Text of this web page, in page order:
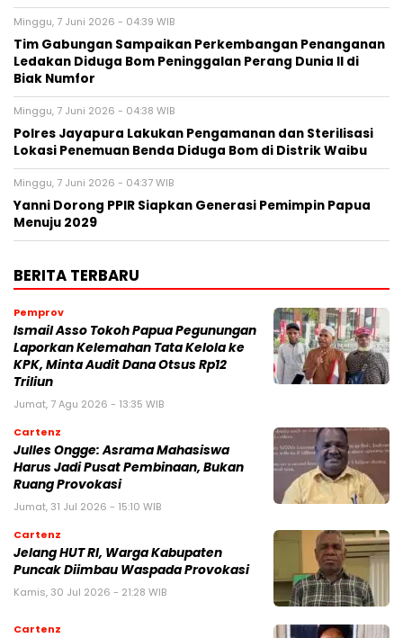
Minggu, 7 Juni 2026 - 04:39 WIB
Tim Gabungan Sampaikan Perkembangan Penanganan
Ledakan Diduga Bom Peninggalan Perang Dunia II di
Biak Numfor
Minggu, 7 Juni 2026 - 04:38 WIB
Polres Jayapura Lakukan Pengamanan dan Sterilisasi
Lokasi Penemuan Benda Diduga Bom di Distrik Waibu
Minggu, 7 Juni 2026 - 04:37 WIB
Yanni Dorong PPIR Siapkan Generasi Pemimpin Papua
Menuju 2029
BERITA TERBARU
Pemprov
Ismail Asso Tokoh Papua Pegunungan
Laporkan Kelemahan Tata Kelola ke
KPK, Minta Audit Dana Otsus Rp12
Triliun
Jumat, 7 Agu 2026 - 13:35 WIB
Cartenz
Julles Ongge: Asrama Mahasiswa
Harus Jadi Pusat Pembinaan, Bukan
Ruang Provokasi
Jumat, 31 Jul 2026 - 15:10 WIB
Cartenz
Jelang HUT RI, Warga Kabupaten
Puncak Diimbau Waspada Provokasi
Kamis, 30 Jul 2026 - 21:28 WIB
Cartenz